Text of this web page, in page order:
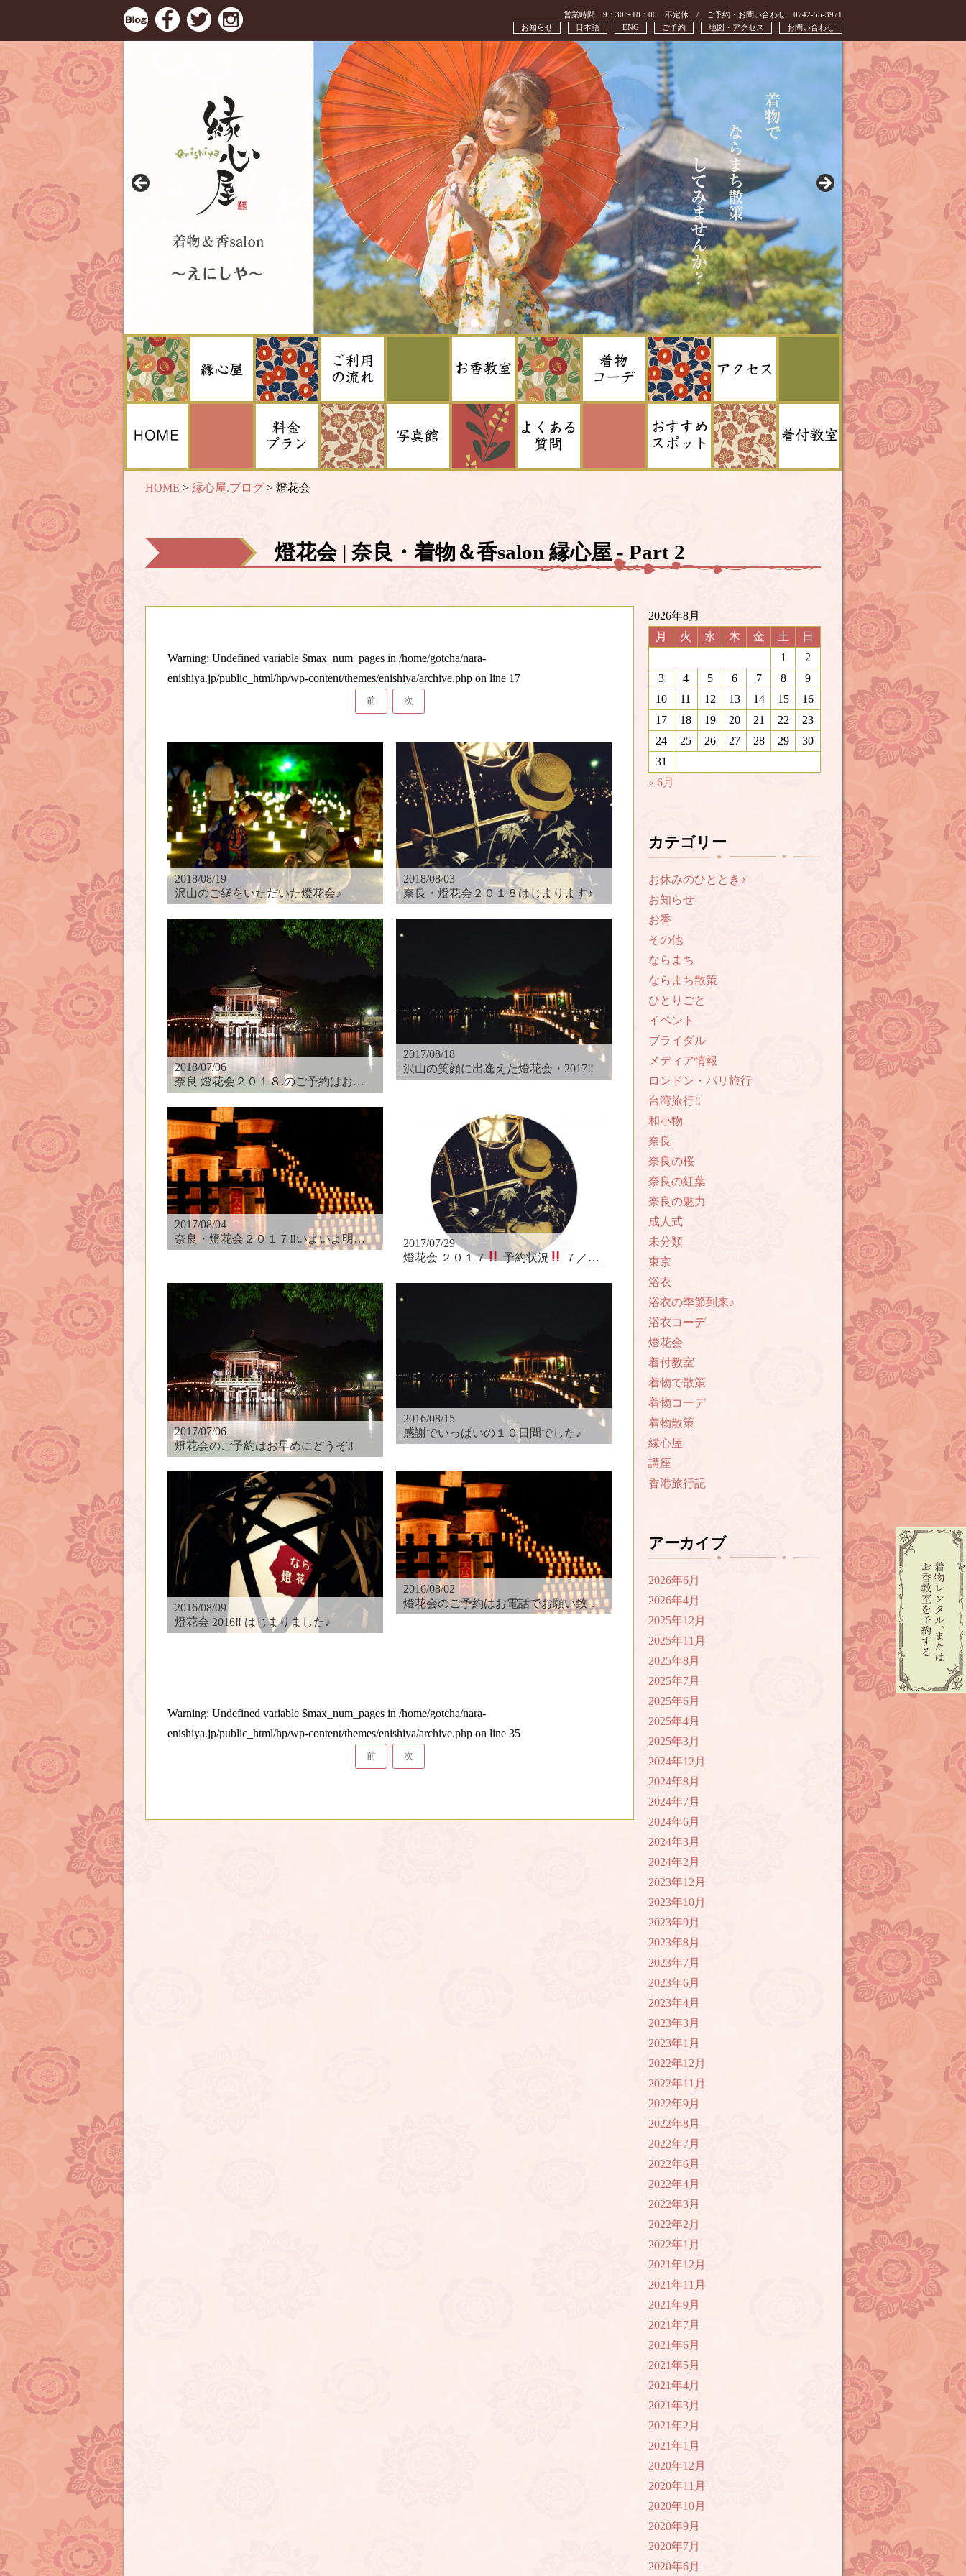
営業時間 9：30〜18：00 不定休 / ご予約・お問い合わせ 0742-55-3971
お問い合わせ
地図・アクセス
ご予約
ENG
日本語
お知らせ
HOME > 縁心屋.ブログ > 燈花会
燈花会 | 奈良・着物＆香salon 縁心屋 - Part 2
Warning: Undefined variable $max_num_pages in /home/gotcha/nara-
enishiya.jp/public_html/hp/wp-content/themes/enishiya/archive.php on line 17
前 次
2018/08/19
沢山のご縁をいただいた燈花会♪
2018/08/03
奈良・燈花会２０１８はじまります♪
2018/07/06
奈良 燈花会２０１８.のご予約はお早めにどうぞ
2017/08/18
沢山の笑顔に出逢えた燈花会・2017‼︎
2017/08/04
奈良・燈花会２０１７‼︎いよいよ明日からです♪
2017/07/29
燈花会 ２０１７
予約状況 ７／３０現在
2017/07/06
燈花会のご予約はお早めにどうぞ‼︎
2016/08/15
感謝でいっぱいの１０日間でした♪
2016/08/09
燈花会 2016‼︎ はじまりました♪
2016/08/02
燈花会のご予約はお電話でお願い致します♪
Warning: Undefined variable $max_num_pages in /home/gotcha/nara-
enishiya.jp/public_html/hp/wp-content/themes/enishiya/archive.php on line 35
前 次
2026年8月
月
火 水 木 金 土
日
1
2
3
4 5 6 7 8
9
10
11 12 13 14 15
16
17
18 19 20 21 22
23
24
25 26 27 28 29
30
31
« 6月
カテゴリー
お休みのひととき♪
お知らせ
お香
その他
ならまち
ならまち散策
ひとりごと
イベント
ブライダル
メディア情報
ロンドン・パリ旅行
台湾旅行‼︎
和小物
奈良
奈良の桜
奈良の紅葉
奈良の魅力
成人式
未分類
東京
浴衣
浴衣の季節到来♪
浴衣コーデ
燈花会
着付教室
着物で散策
着物コーデ
着物散策
縁心屋
講座
香港旅行記
アーカイブ
2026年6月
2026年4月
2025年12月
2025年11月
2025年8月
2025年7月
2025年6月
2025年4月
2025年3月
2024年12月
2024年8月
2024年7月
2024年6月
2024年3月
2024年2月
2023年12月
2023年10月
2023年9月
2023年8月
2023年7月
2023年6月
2023年4月
2023年3月
2023年1月
2022年12月
2022年11月
2022年9月
2022年8月
2022年7月
2022年6月
2022年4月
2022年3月
2022年2月
2022年1月
2021年12月
2021年11月
2021年9月
2021年7月
2021年6月
2021年5月
2021年4月
2021年3月
2021年2月
2021年1月
2020年12月
2020年11月
2020年10月
2020年9月
2020年7月
2020年6月